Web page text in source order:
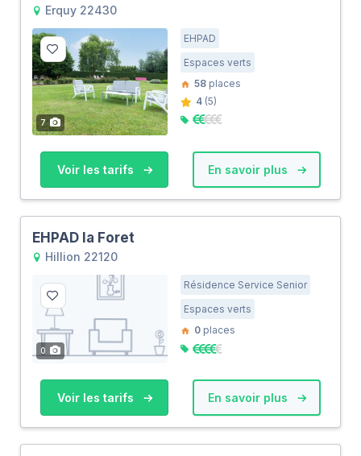
Erquy 22430
7
EHPAD
Espaces verts
58 places
4 (5)
Voir les tarifs En savoir plus
EHPAD la Foret
Hillion 22120
0
Résidence Service Senior
Espaces verts
0 places
Voir les tarifs En savoir plus